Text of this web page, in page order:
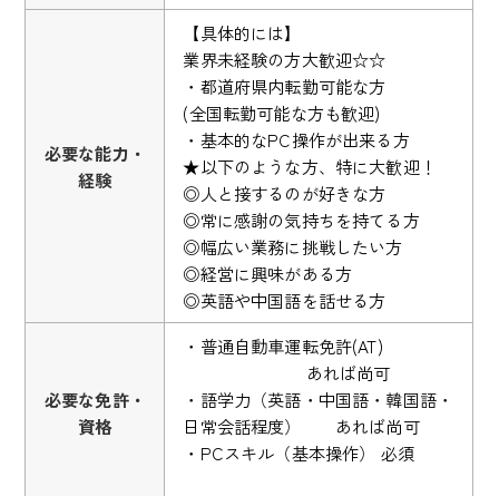
必要な能力・
経験
【具体的には】
業界未経験の方大歓迎☆☆
・都道府県内転勤可能な方
(全国転勤可能な方も歓迎)
・基本的なPC操作が出来る方
★以下のような方、特に大歓迎！
◎人と接するのが好きな方
◎常に感謝の気持ちを持てる方
◎幅広い業務に挑戦したい方
◎経営に興味がある方
◎英語や中国語を話せる方
必要な免許・
資格
・普通自動車運転免許(AT)
あれば尚可
・語学力（英語・中国語・韓国語・
日常会話程度） あれば尚可
・PCスキル（基本操作） 必須